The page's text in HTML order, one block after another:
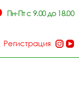
Пн-Пт с 9.00 до 18.00
Регистрация